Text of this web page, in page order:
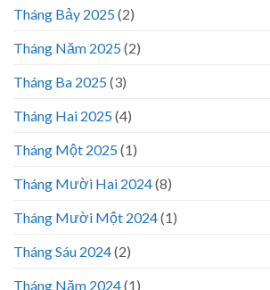
Tháng Bảy 2025(2)
Tháng Năm 2025(2)
Tháng Ba 2025(3)
Tháng Hai 2025(4)
Tháng Một 2025(1)
Tháng Mười Hai 2024(8)
Tháng Mười Một 2024(1)
Tháng Sáu 2024(2)
Tháng Năm 2024(1)